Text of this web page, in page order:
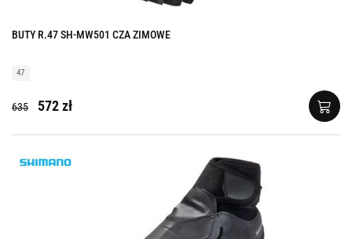
BUTY R.47 SH-MW501 CZA ZIMOWE
47
635 572 zł